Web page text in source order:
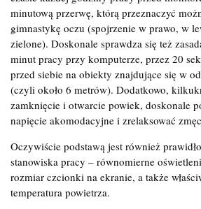
minutową przerwę, którą przeznaczyć
gimnastykę oczu (spojrzenie w prawo, w
zielone). Doskonale sprawdza się też
minut pracy przy komputerze, przez 20
przed siebie na obiekty znajdujące się w
(czyli około 6 metrów). Dodatkowo,
zamknięcie i otwarcie powiek, doskonale
napięcie akomodacyjne i zrelaksować
Oczywiście podstawą jest również
stanowiska pracy – równomierne
rozmiar czcionki na ekranie, a także
temperatura powietrza.